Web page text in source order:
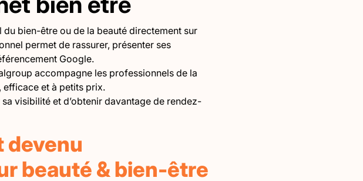
bien-être ou de la beauté directement sur
permet de rassurer, présenter ses
Google.
accompagne les professionnels de la
efficace et à petits prix.
visibilité et d’obtenir davantage de rendez-
devenu
beauté & bien-être